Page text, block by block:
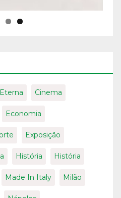
Cinema
Economia
Exposição
História História
Made In Italy Milão